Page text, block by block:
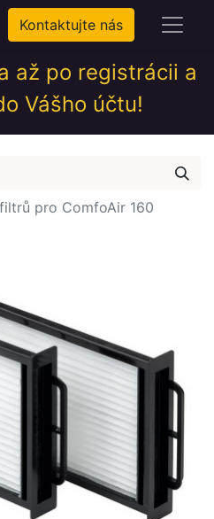
Kontaktujte nás
až po registrácii a
Vášho účtu!
pro ComfoAir 160